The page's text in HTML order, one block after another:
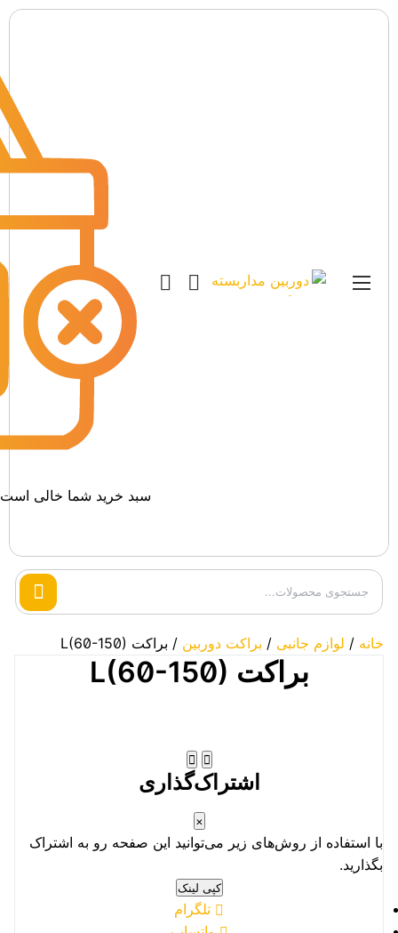
سبد خرید شما خالی
Search
خانه / لوازم جانبی / براکت دوربین / براکت L(60-150)
براکت L(60-150)
اشتراک‌گذاری
×
با استفاده از روش‌های زیر می‌توانید این صفحه رو به اشتراک
بگذارید.
کپی لینک
تلگرام